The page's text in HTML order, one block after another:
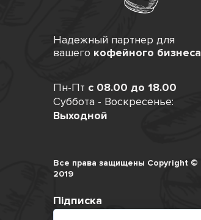
Надежный партнер для
вашего кофейного бизнеса
Пн-Пт с 08.00 до 18.00
Суббота - Воскресенье:
Выходной
Все права защищены Copyright ©
2019
Підписка